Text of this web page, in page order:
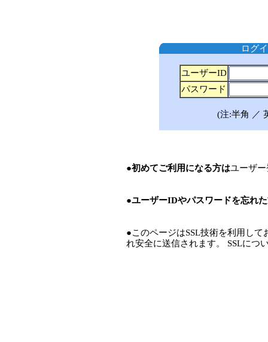
ログ
ユーザーID
パスワード
(注:半角 ／
●初めてご利用になる方はユーザ
●ユーザーIDやパスワードを忘れ
●このページはSSL技術を利用し
れ安全に送信されます。 SSLにつ